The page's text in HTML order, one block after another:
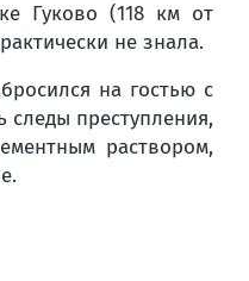
Гуково (118 км от
не знала.
на гостью с
преступления,
раствором,